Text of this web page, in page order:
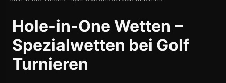
Hole-in-One Wetten –
Spezialwetten bei Golf
Turnieren